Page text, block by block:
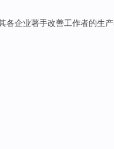
各企业著手改善工作者的生